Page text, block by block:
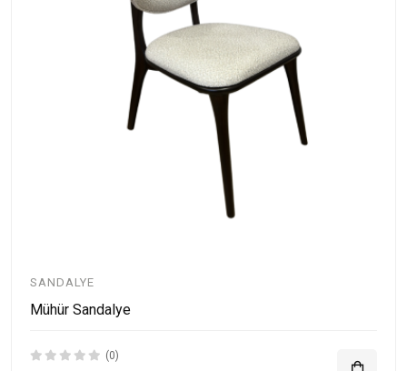
SANDALYE
Mühür Sandalye
(0)